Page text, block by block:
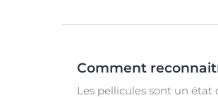
Comment
Les pellicules sont un